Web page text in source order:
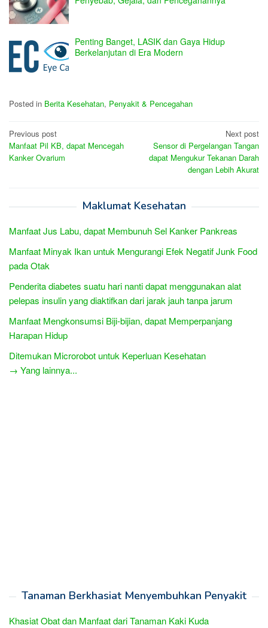
Penting Banget, LASIK dan Gaya Hidup
Berkelanjutan di Era Modern
Posted in Berita Kesehatan, Penyakit & Pencegahan
Post
navigation
Previous post
Manfaat Pil KB, dapat Mencegah
Kanker Ovarium
Next post
Sensor di Pergelangan Tangan
dapat Mengukur Tekanan Darah
dengan Lebih Akurat
Maklumat Kesehatan
Manfaat Jus Labu, dapat Membunuh Sel Kanker Pankreas
Manfaat Minyak Ikan untuk Mengurangi Efek Negatif Junk Food
pada Otak
Penderita diabetes suatu hari nanti dapat menggunakan alat
pelepas insulin yang diaktifkan dari jarak jauh tanpa jarum
Manfaat Mengkonsumsi Biji-bijian, dapat Memperpanjang
Harapan Hidup
Ditemukan Microrobot untuk Keperluan Kesehatan
→ Yang lainnya...
Tanaman Berkhasiat Menyembuhkan Penyakit
Khasiat Obat dan Manfaat dari Tanaman Kaki Kuda